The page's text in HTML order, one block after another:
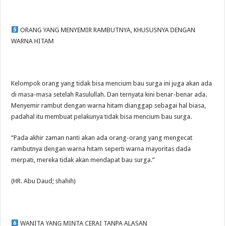
ORANG YANG MENYEMIR RAMBUTNYA, KHUSUSNYA DENGAN
WARNA HITAM
Kelompok orang yang tidak bisa mencium bau surga ini juga akan ada
di masa-masa setelah Rasulullah. Dan ternyata kini benar-benar ada.
Menyemir rambut dengan warna hitam dianggap sebagai hal biasa,
padahal itu membuat pelakunya tidak bisa mencium bau surga.
“Pada akhir zaman nanti akan ada orang-orang yang mengecat
rambutnya dengan warna hitam seperti warna mayoritas dada
merpati, mereka tidak akan mendapat bau surga.”
(HR. Abu Daud; shahih)
WANITA YANG MINTA CERAI TANPA ALASAN